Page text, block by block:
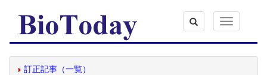
Toggle
navigation
訂正記事（一覧）